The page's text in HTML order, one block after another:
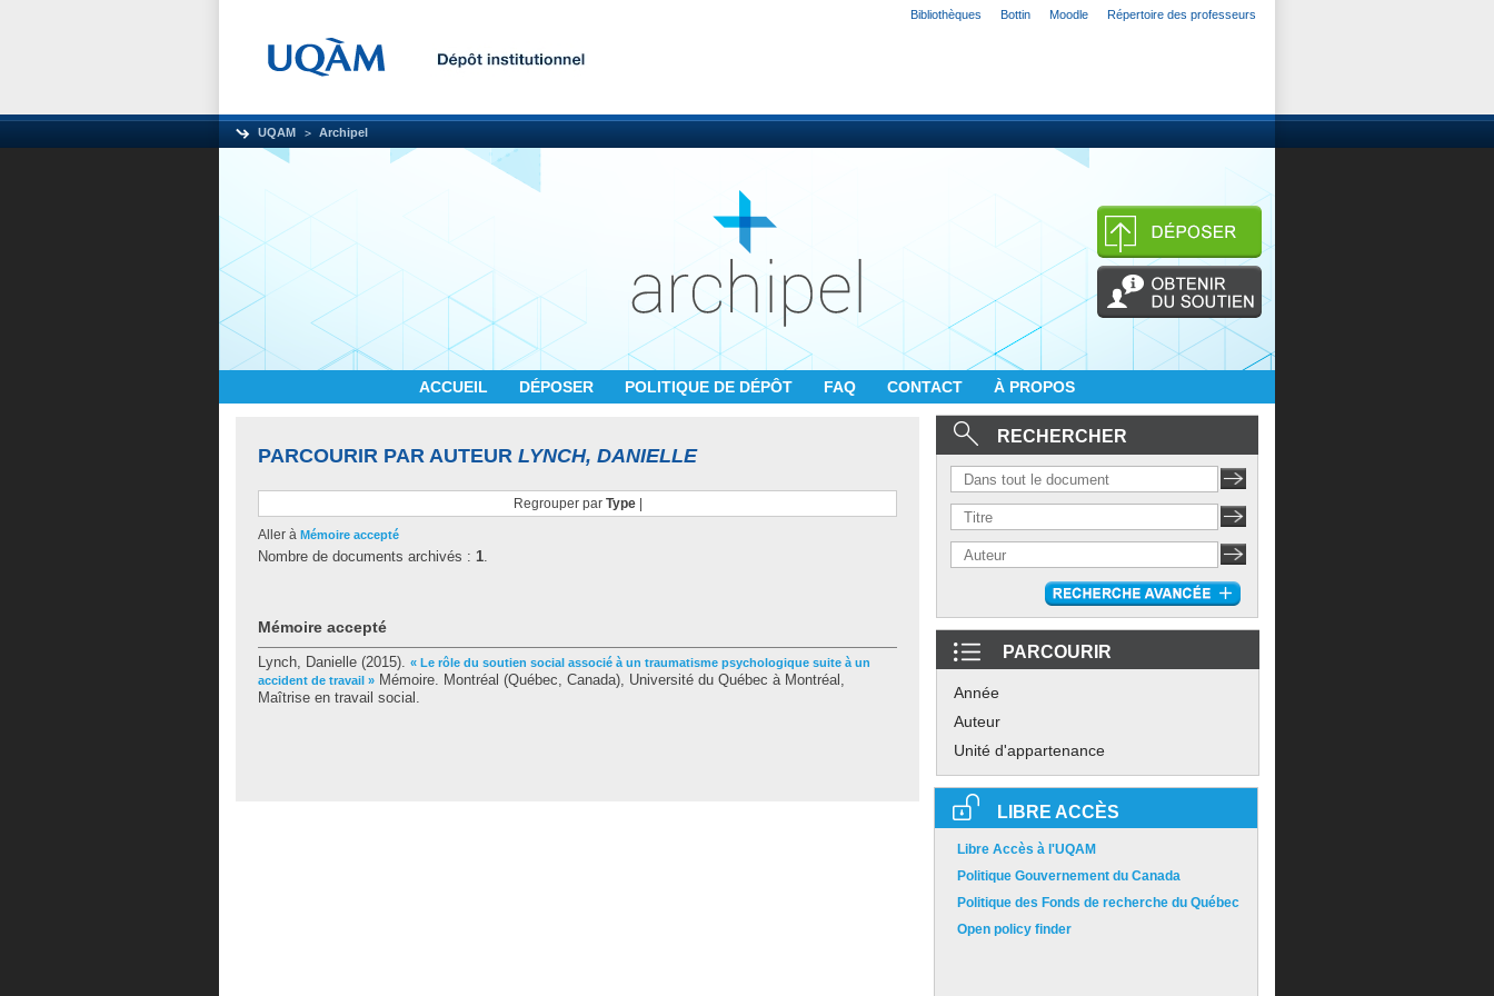
Bibliothèques Bottin Moodle Répertoire des professeurs
UQAM Archipel
ACCUEIL DÉPOSER POLITIQUE DE DÉPÔT FAQ CONTACT À PROPOS
PARCOURIR PAR AUTEUR LYNCH, DANIELLE
Regrouper par Type|
Aller à Mémoire accepté
Nombre de documents archivés : 1.
Mémoire accepté
Lynch, Danielle (2015). « Le rôle du soutien social associé à un traumatisme psychologique suite à un
accident de travail » Mémoire. Montréal (Québec, Canada), Université du Québec à Montréal,
Maîtrise en travail social.
RECHERCHER
PARCOURIR
Année
Auteur
Unité d'appartenance
LIBRE ACCÈS
Libre Accès à l'UQAM
Politique Gouvernement du Canada
Politique des Fonds de recherche du Québec
Open policy finder